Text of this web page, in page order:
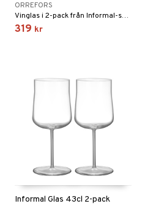
ORREFORS
Vinglas i 2-pack från Informal-serien från Orrefors.
319 kr
Informal Glas 43cl 2-pack